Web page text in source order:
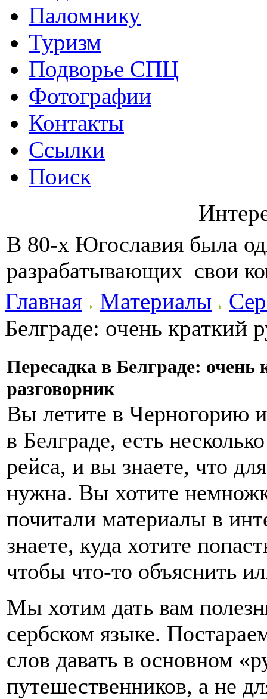
Паломнику
Туризм
Подворье СПЦ
Фотографии
Контакты
Ссылки
Поиск
В 80-х Югославия была
разрабатывающих свои
Главная Материалы
Белграде: очень краткий
Пересадка в Белграде: очень
разговорник
Вы летите в Черногорию
в Белграде, есть
рейса, и вы знаете, что
нужна. Вы хотите
почитали материалы в
знаете, куда хотите
чтобы что-то объяснить
Мы хотим дать вам
сербском языке.
слов давать в основном
путешественников, а не